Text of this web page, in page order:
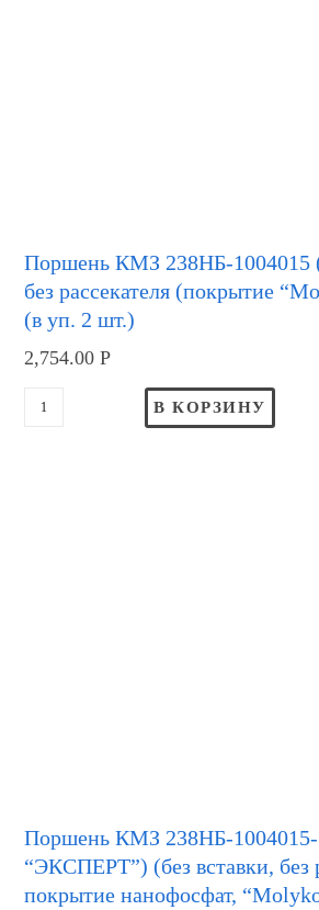
Поршень КМЗ 238НБ-1004015
без рассекателя (покрытие
(в уп. 2 шт.)
2,754.00Р
В КОРЗИНУ
Поршень КМЗ 238НБ-1004015-
“ЭКСПЕРТ”) (без вставки, без
покрытие нанофосфат,